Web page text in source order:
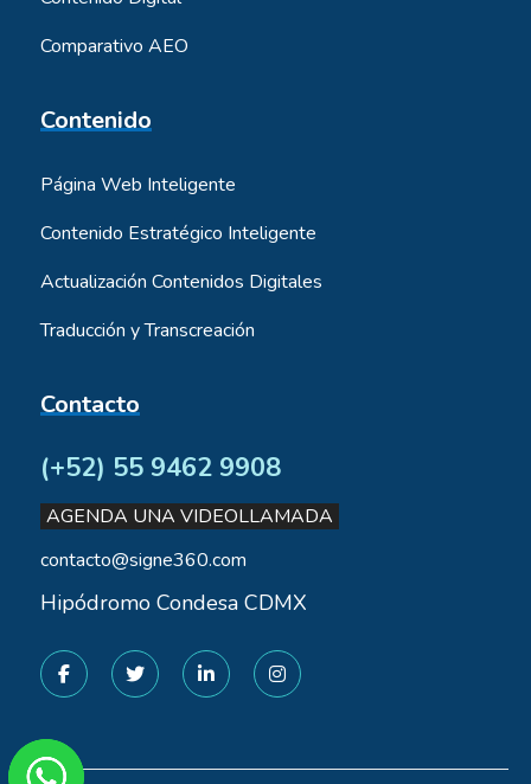
Comparativo AEO
Contenido
Página Web Inteligente
Contenido Estratégico Inteligente
Actualización Contenidos Digitales
Traducción y Transcreación
Contacto
(+52) 55 9462 9908
AGENDA UNA VIDEOLLAMADA
contacto@signe360.com
Hipódromo Condesa CDMX